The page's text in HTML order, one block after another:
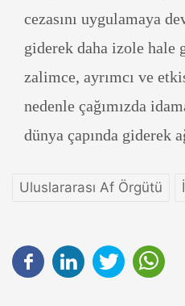
cezasını uygulamaya
giderek daha izole hale
zalimce, ayrımcı ve
nedenle çağımızda
dünya çapında giderek
Uluslararası Af Örgütü